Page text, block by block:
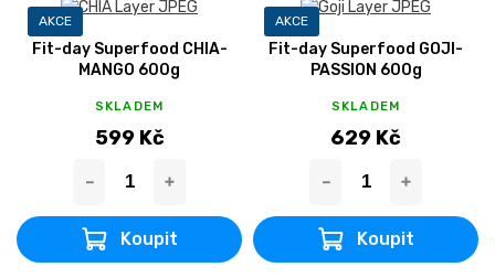
AKCE
Fit-day Superfood CHIA-
MANGO 600g
599 Kč
SKLADEM
AKCE
Fit-day Superfood GOJI-
PASSION 600g
629 Kč
SKLADEM